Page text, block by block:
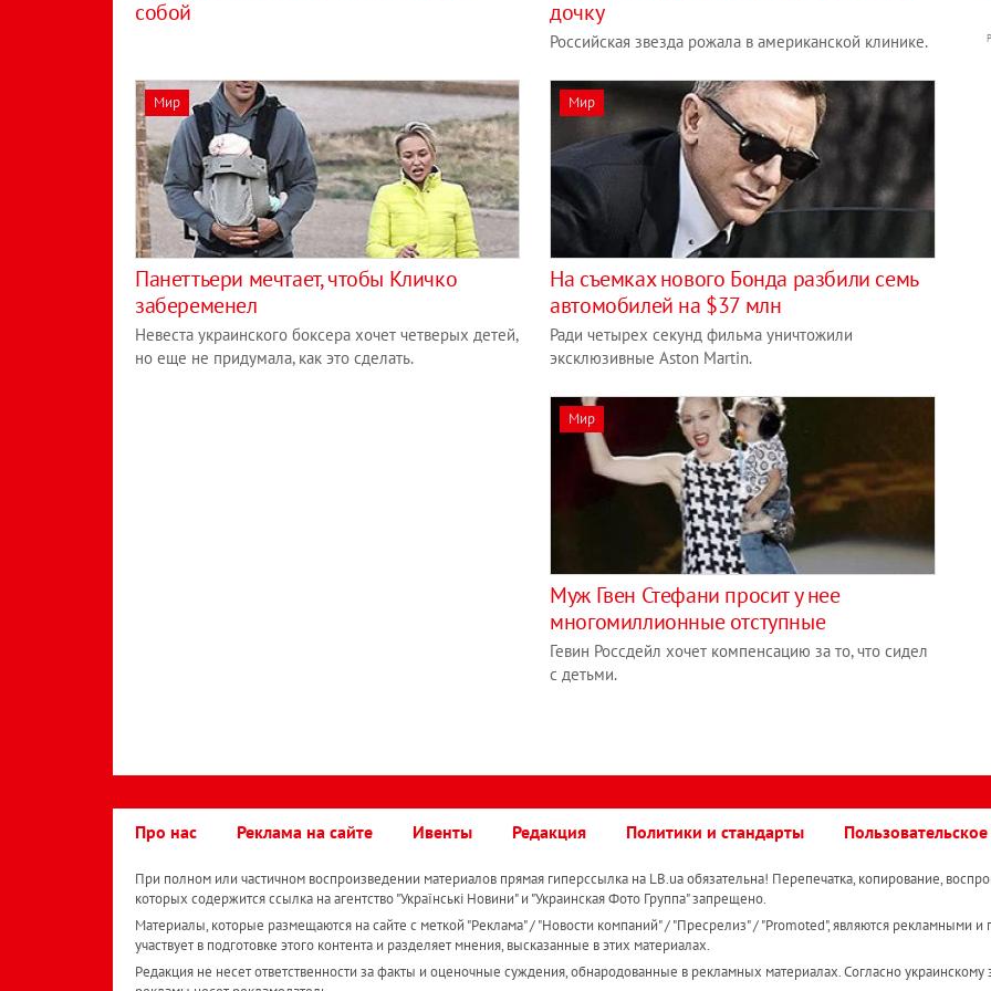
собой
дочку
Российская звезда рожала в американской клинике.
Мир
Панеттьери мечтает, чтобы Кличко
забеременел
Невеста украинского боксера хочет четверых детей,
но еще не придумала, как это сделать.
Мир
На съемках нового Бонда разбили семь
автомобилей на $37 млн
Ради четырех секунд фильма уничтожили
эксклюзивные Aston Martin.
Мир
Муж Гвен Стефани просит у нее
многомиллионные отступные
Гевин Россдейл хочет компенсацию за то, что сидел
с детьми.
Про нас Реклама на сайте Ивенты Редакция Политики и стандарты
При полном или частичном воспроизведении материалов прямая гиперссылка на LB.ua обязательна! Перепечатка, копирование,
которых содержится ссылка на агентство "Українськi Новини" и "Украинская Фото Группа" запрещено.
Материалы, которые размещаются на сайте с меткой "Реклама" / "Новости компаний" / "Пресрелиз" / "Promoted", являются рекламными и
участвует в подготовке этого контента и разделяет мнения, высказанные в этих материалах.
Редакция не несет ответственности за факты и оценочные суждения, обнародованные в рекламных материалах. Согласно украинскому